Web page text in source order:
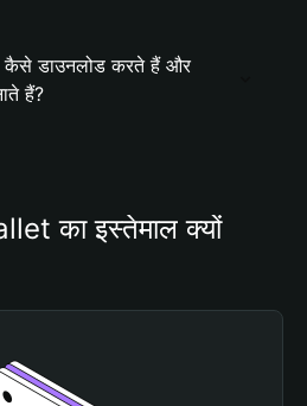
डाउनलोड करते हैं और
हैं?
का इस्तेमाल क्यों